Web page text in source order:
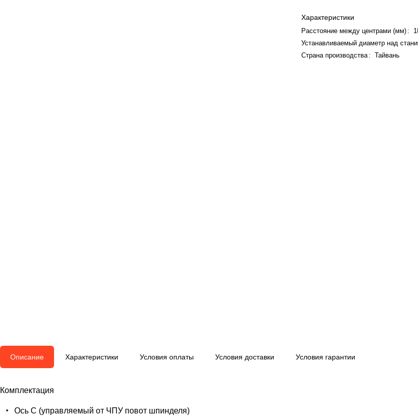
Характеристики
Расстояние между центрами (мм) :
Устанавливаемый диаметр над
Страна производства: Тайвань
Описание Характеристики Условия оплаты Условия доставки Условия гарантии
Комплектация
Ось С (управляемый от ЧПУ повот шпинделя)